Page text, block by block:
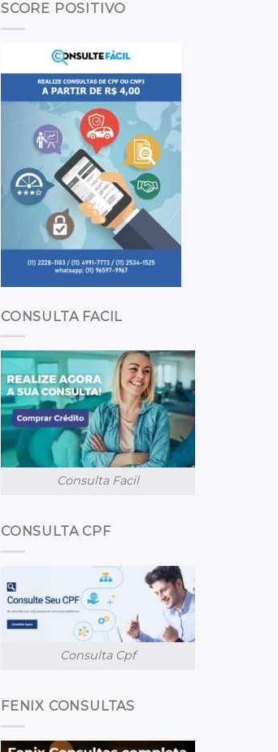
SCORE POSITIVO
CONSULTA FACIL
Consulta Facil
CONSULTA CPF
Consulta Cpf
FENIX CONSULTAS